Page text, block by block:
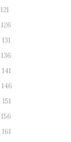
121
126
131
136
141
146
151
156
161